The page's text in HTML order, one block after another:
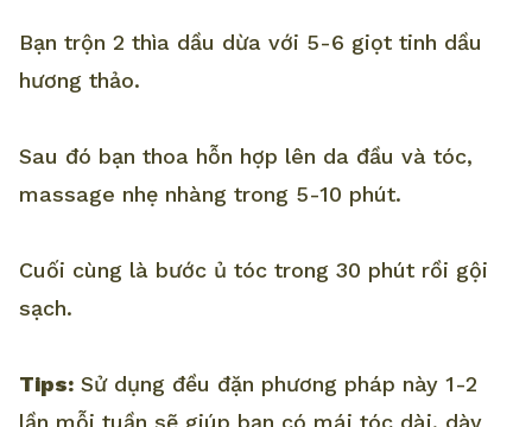
Bạn trộn 2 thìa dầu dừa với 5-6 giọt tinh dầu
hương thảo.
Sau đó bạn thoa hỗn hợp lên da đầu và tóc,
massage nhẹ nhàng trong 5-10 phút.
Cuối cùng là bước ủ tóc trong 30 phút rồi gội
sạch.
Tips: Sử dụng đều đặn phương pháp này 1-2
lần mỗi tuần sẽ giúp bạn có mái tóc dài, dày